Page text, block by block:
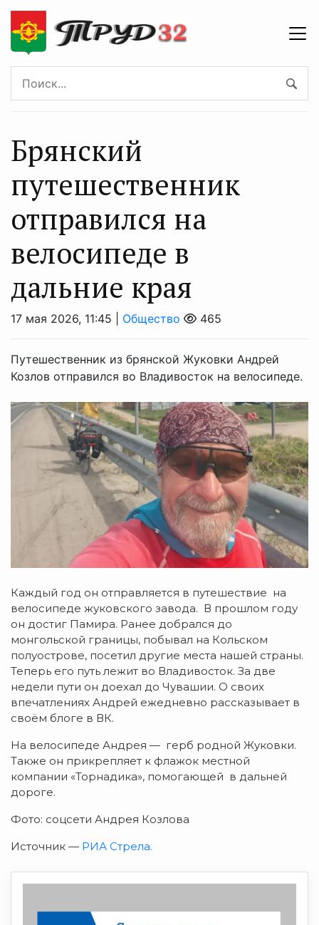
Брянский
путешественник
отправился на
велосипеде в
дальние края
17 мая 2026, 11:45 | Общество 465
Путешественник из брянской Жуковки Андрей
Козлов отправился во Владивосток на велосипеде.
Каждый год он отправляется в путешествие на
велосипеде жуковского завода. В прошлом году
он достиг Памира. Ранее добрался до
монгольской границы, побывал на Кольском
полуострове, посетил другие места нашей страны.
Теперь его путь лежит во Владивосток. За две
недели пути он доехал до Чувашии. О своих
впечатлениях Андрей ежедневно рассказывает в
своём блоге в ВК.
На велосипеде Андрея — герб родной Жуковки.
Также он прикрепляет к флажок местной
компании «Торнадика», помогающей в дальней
дороге.
Фото: соцсети Андрея Козлова
Источник — РИА Стрела.